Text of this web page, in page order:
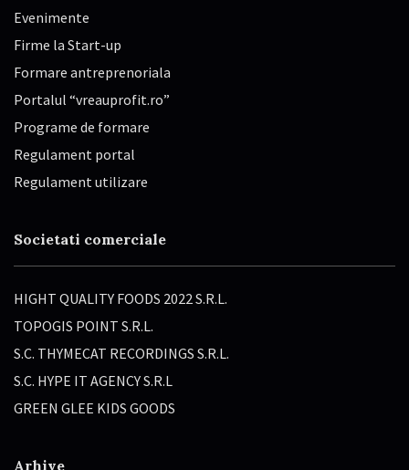
Evenimente
Firme la Start-up
Formare antreprenoriala
Portalul “vreauprofit.ro”
Programe de formare
Regulament portal
Regulament utilizare
Societati comerciale
HIGHT QUALITY FOODS 2022 S.R.L.
TOPOGIS POINT S.R.L.
S.C. THYMECAT RECORDINGS S.R.L.
S.C. HYPE IT AGENCY S.R.L
GREEN GLEE KIDS GOODS
Arhive